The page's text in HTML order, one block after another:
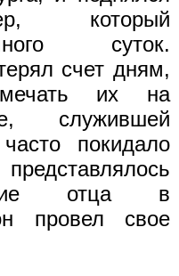
который
суток.
счет дням,
их на
служившей
покидало
отца в
провел свое